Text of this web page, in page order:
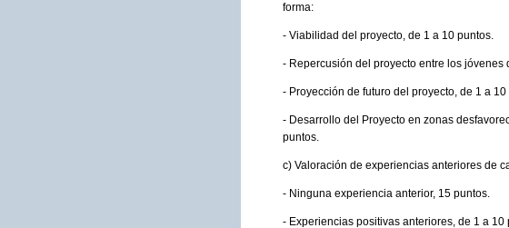
forma:
- Viabilidad del proyecto, de 1 a 10 puntos.
- Repercusión del proyecto entre los jóvenes
- Proyección de futuro del proyecto, de 1 a 10
- Desarrollo del Proyecto en zonas
puntos.
c) Valoración de experiencias anteriores de
- Ninguna experiencia anterior, 15 puntos.
- Experiencias positivas anteriores, de 1 a 10